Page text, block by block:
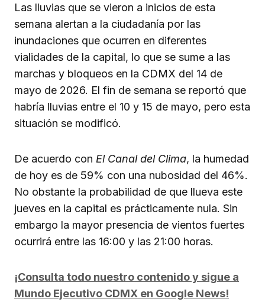
Las lluvias que se vieron a inicios de esta
semana alertan a la ciudadanía por las
inundaciones que ocurren en diferentes
vialidades de la capital, lo que se sume a las
marchas y bloqueos en la CDMX del 14 de
mayo de 2026. El fin de semana se reportó que
habría lluvias entre el 10 y 15 de mayo, pero esta
situación se modificó.
De acuerdo con El Canal del Clima, la humedad
de hoy es de 59% con una nubosidad del 46%.
No obstante la probabilidad de que llueva este
jueves en la capital es prácticamente nula. Sin
embargo la mayor presencia de vientos fuertes
ocurrirá entre las 16:00 y las 21:00 horas.
¡Consulta todo nuestro contenido y sigue a
Mundo Ejecutivo CDMX en Google News!